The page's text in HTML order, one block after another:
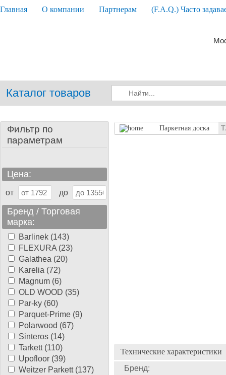
Главная О компании Партнерам (F.A.Q.) Часто
Каталог товаров
Фильтр по
параметрам
Цена:
от до
Бренд / Торговая
марка:
Barlinek (143)
FLEXURA (23)
Galathea (20)
Karelia (72)
Magnum (6)
OLD WOOD (35)
Par-ky (60)
Parquet-Prime (9)
Polarwood (67)
Sinteros (14)
Tarkett (110)
Upofloor (39)
Weitzer Parkett (137)
Паркетная доска
Технические характеристики
Бренд: